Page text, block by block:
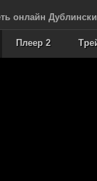
онлайн
Плеер 2